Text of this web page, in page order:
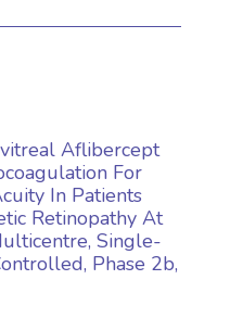
Aflibercept
For
In Patients
Retinopathy At
Single-
Phase 2b,